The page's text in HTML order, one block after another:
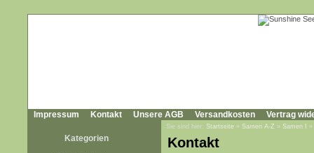
Impressum Kontakt Unsere AGB Versandkosten Vertrag
Kategorien
Sie sind hier: Startseite » Samen A-Z » Samen I »
Kontakt